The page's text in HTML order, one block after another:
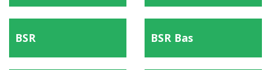
BSR BSR Bas